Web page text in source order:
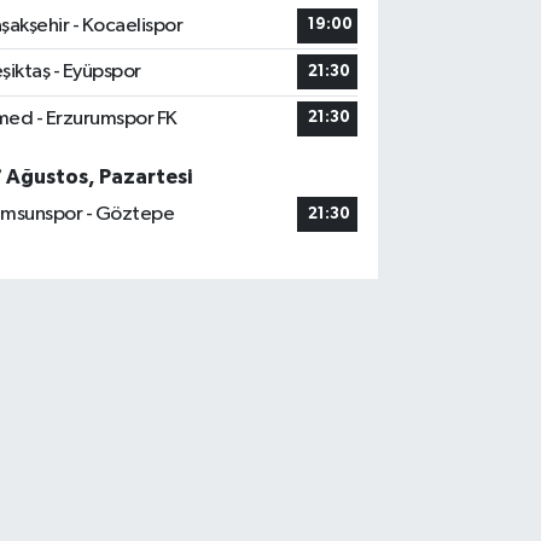
- Kocaelispor 19:00
- Eyüpspor 21:30
- Erzurumspor FK 21:30
Ağustos, Pazartesi
- Göztepe
21:30